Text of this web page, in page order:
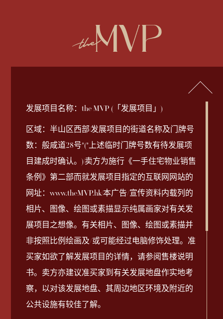
发展项目名称：the MVP (「发展项目」)
区域：半山区西部|发展项目的街道名称及门牌号
数：般咸道28号*(*上述临时门牌号数有待发展项
目建成时确认。)|卖方为施行《一手住宅物业销售
条例》第二部而就发展项目指定的互联网网站的
网址：www.theMVP.hk|本广告/宣传资料内载列的
相片、图像、绘图或素描显示纯属画家对有关发
展项目之想像。有关相片、图像、绘图或素描并
非按照比例绘画及/或可能经过电脑修饰处理。准
买家如欲了解发展项目的详情，请参阅售楼说明
书。卖方亦建议准买家到有关发展地盘作实地考
察，以对该发展地盘、其周边地区环境及附近的
公共设施有较佳了解。
2026-08-03 售楼说明书 Download
2025-09-19 价单 1B Download
价单 1A
2025-09-18 价单 1 Download
2025-10-31 销售安排第8A号 Download
销售安排第1B号
2025-09-26 销售安排第8号 Download
2025-09-23 销售安排第7A号 Download
2025-09-21 销售安排第6A号 Download
2025-09-21 销售安排第5A号 Download
2025-09-21 销售安排第4A号
Coming Soon
2025-12-08 成交纪录册 Download
2025-09-05 公契 Download
2025-09-05
发展项目卖方与公契
管理人之间的关系
Download
2025-09-05 鸟瞰照片 Download